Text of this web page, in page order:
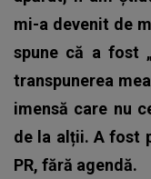
mi-a devenit de
spune că a fost
transpunerea
imensă care nu
de la alții. A fost
PR, fără agendă.